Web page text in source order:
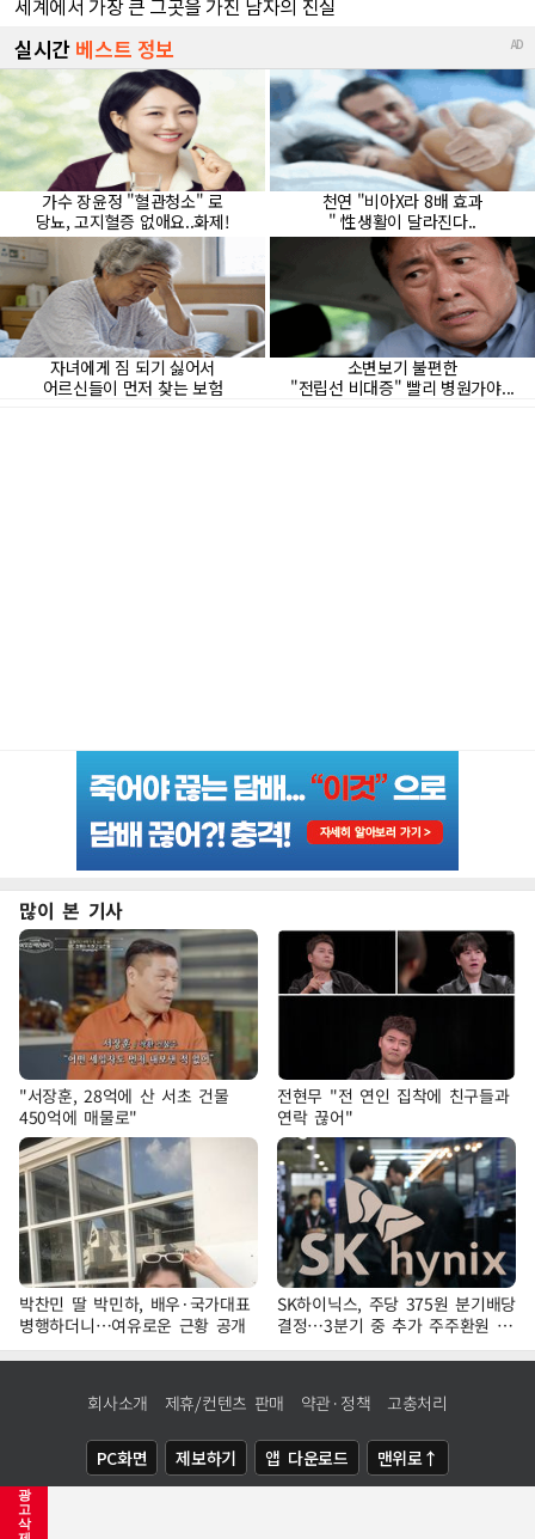
광
고
삭
많이 본 기사
"서장훈, 28억에 산 서초 건물
450억에 매물로"
전현무 "전 연인 집착에 친구들과
연락 끊어"
박찬민 딸 박민하, 배우·국가대표
병행하더니…여유로운 근황 공개
SK하이닉스, 주당 375원 분기배당
결정…3분기 중 추가 주주환원 발
표
회사소개 제휴/컨텐츠 판매 약관·정책 고충처리
PC화면 제보하기 앱 다운로드 맨위로↑